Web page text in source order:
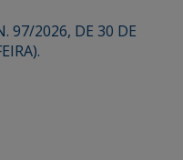
97/2026, DE 30 DE